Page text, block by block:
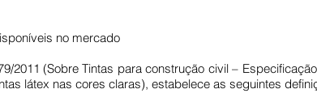
no mercado
2011 (Sobre Tintas para construção civil –
látex nas cores claras), estabelece as seguintes